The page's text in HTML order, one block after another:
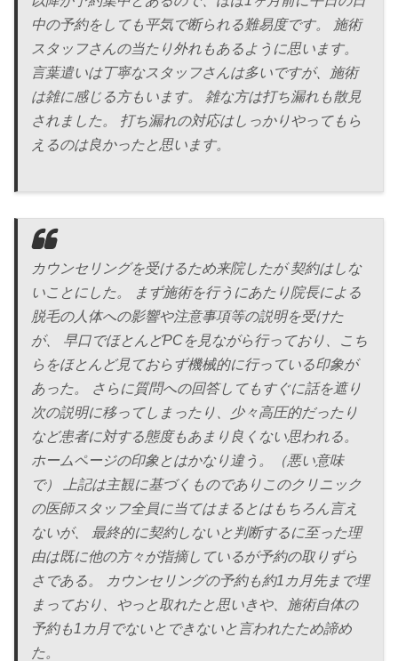
中の予約をしても平気で断られる難易度です。 施術
スタッフさんの当たり外れもあるように思います。
言葉遣いは丁寧なスタッフさんは多いですが、施術
は雑に感じる方もいます。 雑な方は打ち漏れも散見
されました。 打ち漏れの対応はしっかりやってもら
えるのは良かったと思います。
カウンセリングを受けるため来院したが 契約はしな
いことにした。 まず施術を行うにあたり院長による
脱毛の人体への影響や注意事項等の説明を受けた
が、 早口でほとんどPCを見ながら行っており、こち
らをほとんど見ておらず機械的に行っている印象が
あった。 さらに質問への回答してもすぐに話を遮り
次の説明に移ってしまったり、少々高圧的だったり
など患者に対する態度もあまり良くない思われる。
ホームページの印象とはかなり違う。（悪い意味
で） 上記は主観に基づくものでありこのクリニック
の医師スタッフ全員に当てはまるとはもちろん言え
ないが、 最終的に契約しないと判断するに至った理
由は既に他の方々が指摘しているが予約の取りずら
さである。 カウンセリングの予約も約1カ月先まで埋
まっており、やっと取れたと思いきや、施術自体の
予約も1カ月でないとできないと言われたため諦め
た。